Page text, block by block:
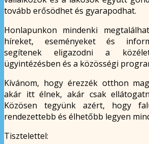
tovább erősödhet és gyarapodhat.
Honlapunkon mindenki
híreket, eseményeket és
segítenek eligazodni a
ügyintézésben és a közösségi
Kívánom, hogy érezzék otthon
akár itt élnek, akár csak
Közösen tegyünk azért, hogy
rendezettebb és élhetőbb legyen
Tisztelettel: